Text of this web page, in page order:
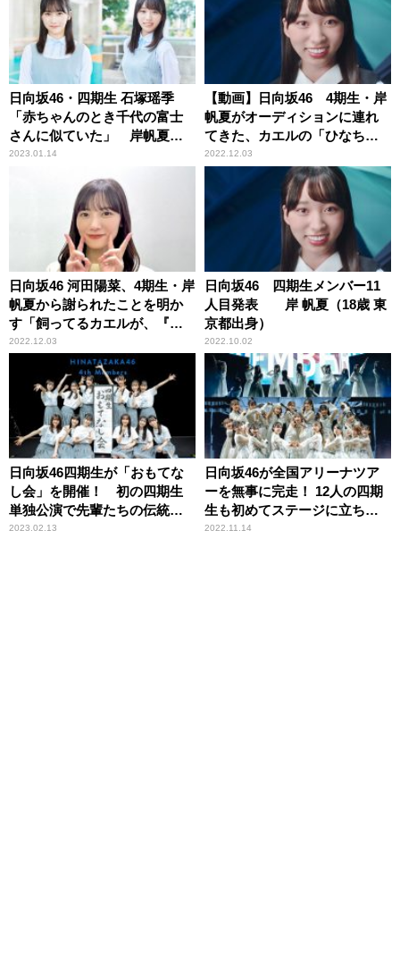
日向坂46・四期生 石塚瑶季
「赤ちゃんのとき千代の富士
さんに似ていた」 岸帆夏
「合格した日に、カエルのひ
2023.01.14
【動画】日向坂46 4期生・岸
帆夏がオーディションに連れ
てきた、カエルの「ひなちゃ
ん」
2022.12.03
日向坂46 河田陽菜、4期生・岸
帆夏から謝られたことを明か
す「飼ってるカエルが、『ひ
なちゃん』っていう名前で」
2022.12.03
日向坂46 四期生メンバー11
人目発表 岸 帆夏（18歳 東
京都出身）
2022.10.02
日向坂46四期生が「おもてな
し会」を開催！ 初の四期生
単独公演で先輩たちの伝統を
継承し、2日間計約1.5万人動
2023.02.13
日向坂46が全国アリーナツア
ーを無事に完走！ 12人の四期
生も初めてステージに立ち、
四期生楽曲「ブルーベリー＆
2022.11.14